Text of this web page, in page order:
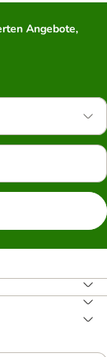
Angebote,